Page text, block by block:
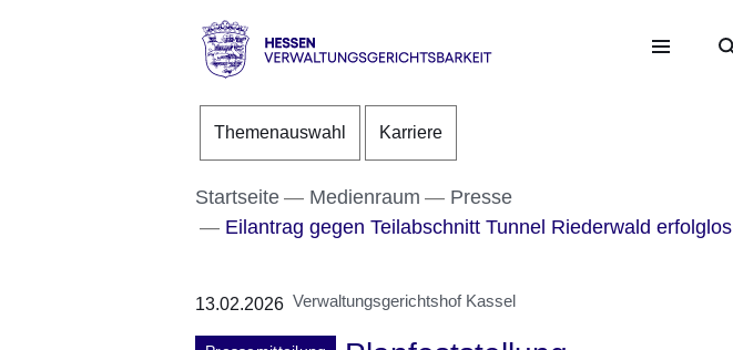
Direkt zum Kopf der Seite
Direkt zum Inhalt
Direkt zum Fuß der Seite
Verwaltungsgerichtsbarkeit
Themenauswahl Karriere
Startseite Medienraum
Presse
Eilantrag gegen Teilabschnitt Tunnel Riederwald erfolglos
13.02.2026 Verwaltungsgerichtshof Kassel